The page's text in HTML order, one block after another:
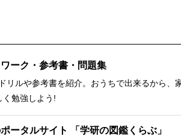
ーク・参考書・問題集
リルや参考書を紹介。おうちで出来るから
く勉強しよう!
ータルサイト 「学研の図鑑くらぶ」